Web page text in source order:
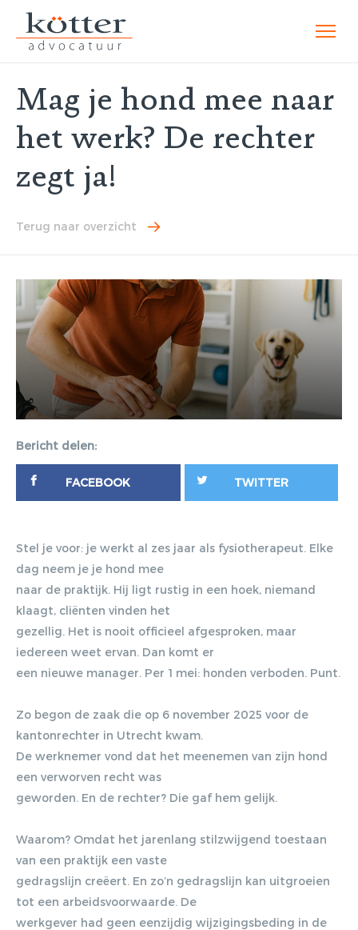
Mag je hond mee naar
het werk? De rechter
zegt ja!
Terug naar overzicht
Bericht delen:
FACEBOOK TWITTER
Stel je voor: je werkt al zes jaar als fysiotherapeut. Elke
dag neem je je hond mee
naar de praktijk. Hij ligt rustig in een hoek, niemand
klaagt, cliënten vinden het
gezellig. Het is nooit officieel afgesproken, maar
iedereen weet ervan. Dan komt er
een nieuwe manager. Per 1 mei: honden verboden. Punt.
Zo begon de zaak die op 6 november 2025 voor de
kantonrechter in Utrecht kwam.
De werknemer vond dat het meenemen van zijn hond
een verworven recht was
geworden. En de rechter? Die gaf hem gelijk.
Waarom? Omdat het jarenlang stilzwijgend toestaan
van een praktijk een vaste
gedragslijn creëert. En zo’n gedragslijn kan uitgroeien
tot een arbeidsvoorwaarde. De
werkgever had geen eenzijdig wijzigingsbeding in de